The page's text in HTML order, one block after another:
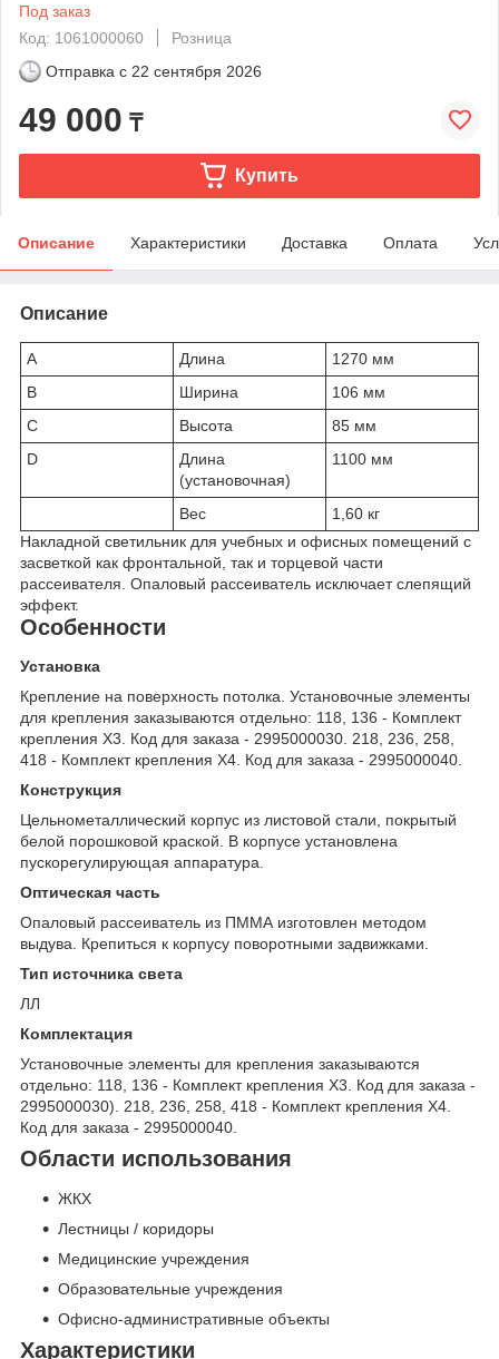
Под заказ
Код: 1061000060
Розница
Отправка с 22 сентября 2026
49 000 ₸
Купить
Описание Характеристики Доставка Оплата
Описание
A Длина
1270 мм
B
Ширина
106 мм
C
Высота
85 мм
D
Длина
(установочная)
1100 мм
Вес
1,60 кг
Накладной светильник для учебных и офисных помещений с
засветкой как фронтальной, так и торцевой части
рассеивателя. Опаловый рассеиватель исключает слепящий
эффект.
Особенности
Установка
Крепление на поверхность потолка. Установочные элементы
для крепления заказываются отдельно: 118, 136 - Комплект
крепления Х3. Код для заказа - 2995000030. 218, 236, 258,
418 - Комплект крепления Х4. Код для заказа - 2995000040.
Конструкция
Цельнометаллический корпус из листовой стали, покрытый
белой порошковой краской. В корпусе установлена
пускорегулирующая аппаратура.
Оптическая часть
Опаловый рассеиватель из ПММА изготовлен методом
выдува. Крепиться к корпусу поворотными задвижками.
Тип источника света
ЛЛ
Комплектация
Установочные элементы для крепления заказываются
отдельно: 118, 136 - Комплект крепления Х3. Код для заказа -
2995000030). 218, 236, 258, 418 - Комплект крепления Х4.
Код для заказа - 2995000040.
Области использования
ЖКХ
Лестницы / коридоры
Медицинские учреждения
Образовательные учреждения
Офисно-административные объекты
Характеристики